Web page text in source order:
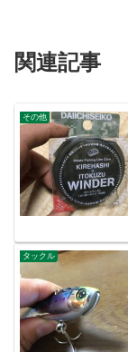
関連記事
その他
タックル